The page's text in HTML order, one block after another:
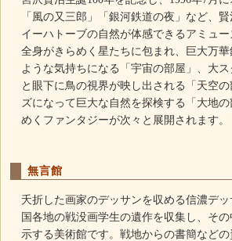
「風の又三郎」「銀河鉄道の夜」など、
イーハトーブの自然が体感できるアミュー
全身がきらめく星たちに包まれ、巨大万
ような気持ちになる「宇宙の部屋」、大
と眼下に鳥の視界が映し出される「天空
ズになって巨大な自然を探検する「大地
めくファンタジーが次々と展開されます。
無言館
夭折した画家のデッサンを収める信濃デ
国各地の戦没画学生の遺作を収集し、そ
示する美術館です。戦地からの書簡など